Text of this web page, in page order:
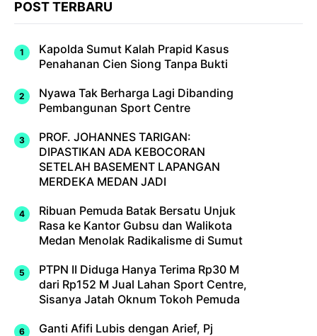
POST TERBARU
Kapolda Sumut Kalah Prapid Kasus
Penahanan Cien Siong Tanpa Bukti
Nyawa Tak Berharga Lagi Dibanding
Pembangunan Sport Centre
PROF. JOHANNES TARIGAN:
DIPASTIKAN ADA KEBOCORAN
SETELAH BASEMENT LAPANGAN
MERDEKA MEDAN JADI
Ribuan Pemuda Batak Bersatu Unjuk
Rasa ke Kantor Gubsu dan Walikota
Medan Menolak Radikalisme di Sumut
PTPN II Diduga Hanya Terima Rp30 M
dari Rp152 M Jual Lahan Sport Centre,
Sisanya Jatah Oknum Tokoh Pemuda
Ganti Afifi Lubis dengan Arief, Pj